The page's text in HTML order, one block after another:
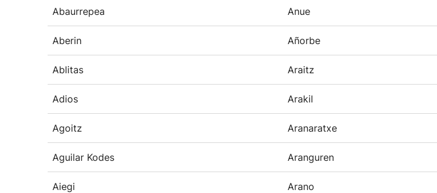
Abaurrepea Anue
Aberin Añorbe
Ablitas Araitz
Adios Arakil
Agoitz Aranaratxe
Aguilar Kodes Aranguren
Aiegi Arano